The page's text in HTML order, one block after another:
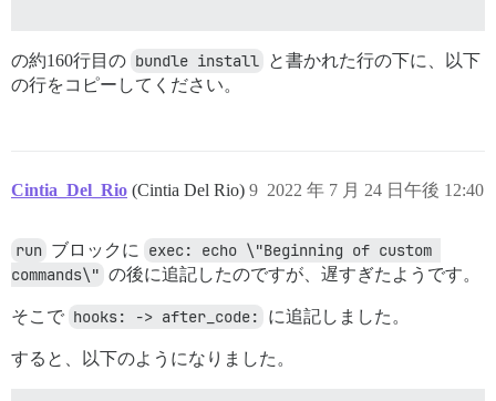
の約160行目の bundle install と書かれた行の下に、以下
の行をコピーしてください。
Cintia_Del_Rio (Cintia Del Rio) 2022 年 7 月 24 日午後 12:40
9
run ブロックに
exec: echo \"Beginning of custom
commands\" の後に追記したのですが、遅すぎたようです。
そこで hooks: -> after_code: に追記しました。
すると、以下のようになりました。